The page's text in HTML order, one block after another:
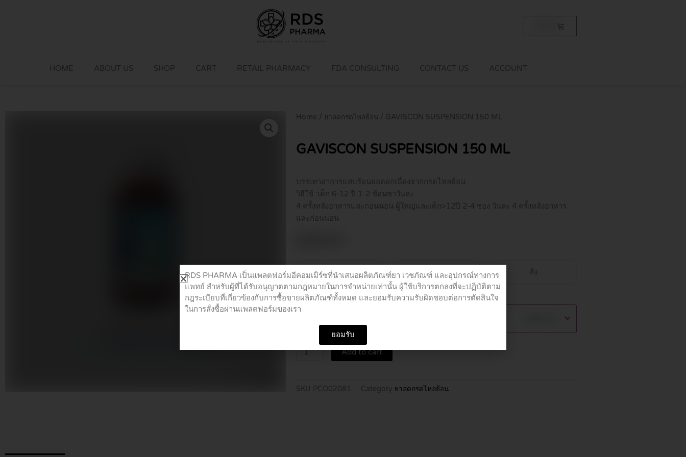
Cart
HOME ABOUT US SHOP CART RETAIL PHARMACY FDA CONSULTING CONTACT US ACCOUNT
Home / ยาลดกรดไหลย้อน / GAVISCON SUSPENSION 150 ML
GAVISCON SUSPENSION 150 ML
บรรเทาอาการแสบร้อนยอดอกเนื่องจากกรดไหลย้อน
วิธีใช้ :เด็ก 6-12 ปี 1-2 ช้อนชาวันละ
4 ครั้งหลังอาหารและก่อนนอน ผู้ใหญ่และเด็ก>12ปี 2-4 ซอง วันละ 4 ครั้งหลังอาหาร
และก่อนนอน
ชิ้น โหล ลัง
GAVISCON
SUSPENSION
quantity
Add to cart
SKU PCO02081 Category ยาลดกรดไหลย้อน
RDS PHARMA เป็นแพลตฟอร์มอีคอมเมิร์ซที่นำเสนอผลิตภัณฑ์ยา เวชภัณฑ์ และอุปกรณ์ทางการ
แพทย์ สำหรับผู้ที่ได้รับอนุญาตตามกฎหมายในการจำหน่ายเท่านั้น ผู้ใช้บริการตกลงที่จะปฏิบัติตาม
กฎระเบียบที่เกี่ยวข้องกับการซื้อขายผลิตภัณฑ์ทั้งหมด และยอมรับความรับผิดชอบต่อการตัดสินใจ
ในการสั่งซื้อผ่านแพลตฟอร์มของเรา
ยอมรับ